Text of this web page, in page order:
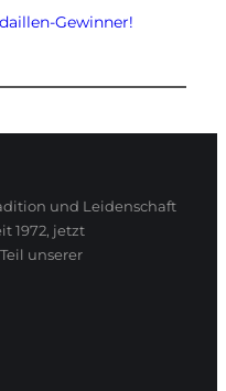
Gewinner!
und Leidenschaft
1972, jetzt
unserer